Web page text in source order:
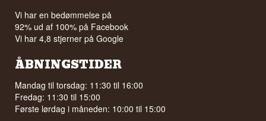
Vi har en bedømmelse på
92% ud af 100% på Facebook
Vi har 4,8 stjerner på Google
ÅBNINGSTIDER
Mandag til torsdag: 11:30 til 16:00
Fredag: 11:30 til 15:00
Første lørdag i måneden: 10:00 til 15:00